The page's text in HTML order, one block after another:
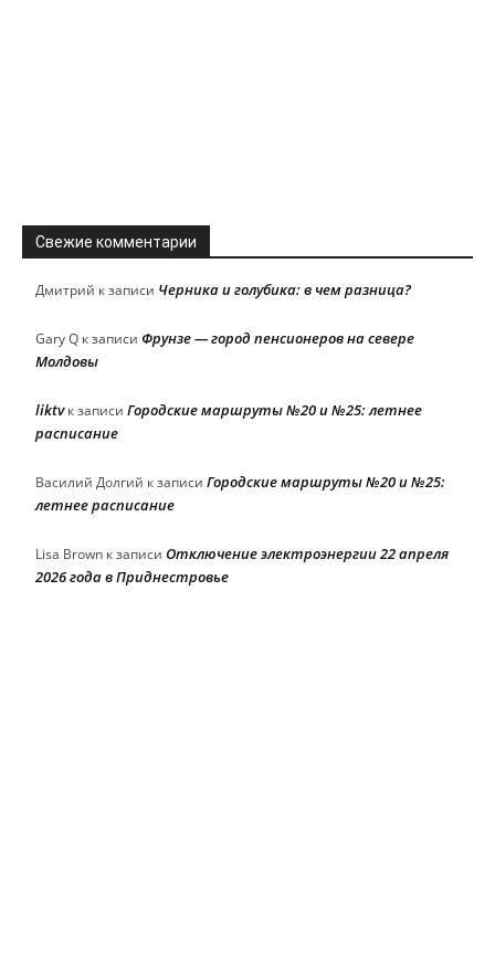
Свежие комментарии
Дмитрий к записи Черника и голубика: в чем разница?
Gary Q к записи Фрунзе — город пенсионеров на севере
Молдовы
liktvк записи Городские маршруты №20 и №25: летнее
расписание
Василий Долгий к записи Городские маршруты №20 и №25:
летнее расписание
Lisa Brown к записи Отключение электроэнергии 22 апреля
2026 года в Приднестровье